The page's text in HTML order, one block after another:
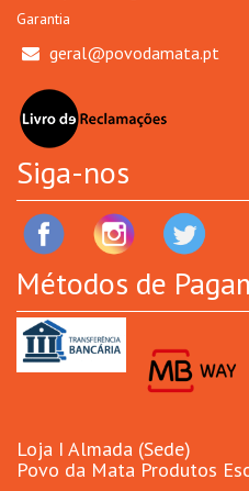
Garantia
geral@povodamata.pt
Siga-nos
Métodos de
Loja I Almada (Sede)
Povo da Mata Produtos